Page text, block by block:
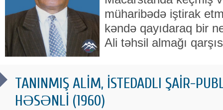
müharibədə iştirak
kəndə qayıdaraq bir
Ali təhsil almağı
TANINMIŞ ALİM, İSTEDADLI ŞAİR-
HƏSƏNLİ (1960)